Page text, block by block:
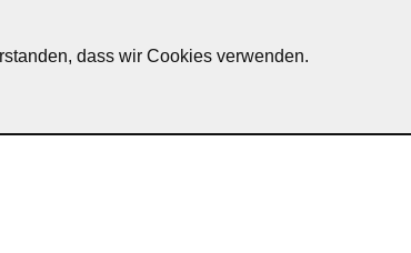
dass wir Cookies verwenden.